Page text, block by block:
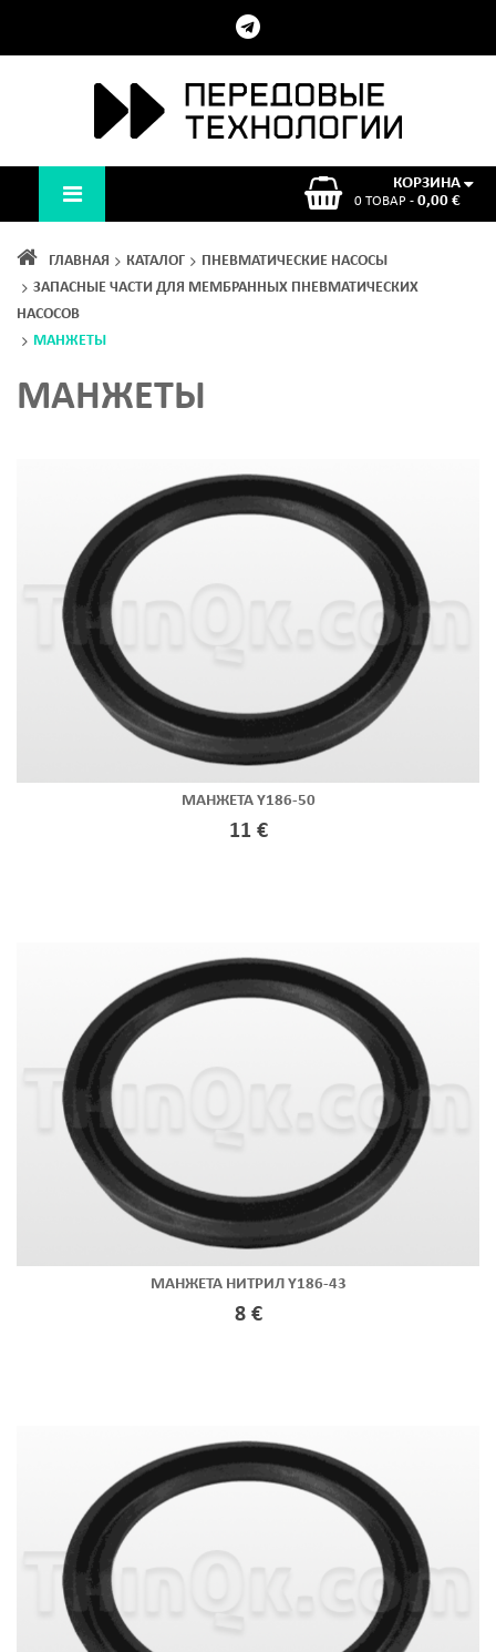
КОРЗИНА
0 ТОВАР - 0,00 €
ГЛАВНАЯ КАТАЛОГ
ПНЕВМАТИЧЕСКИЕ НАСОСЫ
ЗАПАСНЫЕ ЧАСТИ ДЛЯ МЕМБРАННЫХ ПНЕВМАТИЧЕСКИХ
НАСОСОВ
МАНЖЕТЫ
МАНЖЕТЫ
МАНЖЕТА Y186-50
11 €
МАНЖЕТА НИТРИЛ Y186-43
8 €